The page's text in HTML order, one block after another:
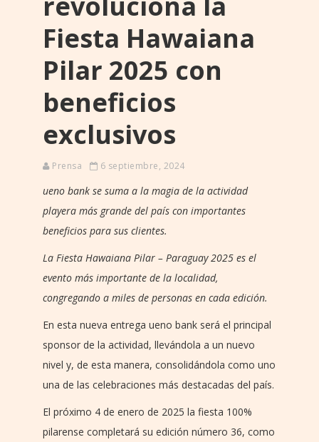
Fiesta Hawaiana
Pilar 2025 con
beneficios
exclusivos
Prensa 6 septiembre, 2024
ueno bank se suma a la magia de la actividad
playera más grande del país con importantes
beneficios para sus clientes.
La Fiesta Hawaiana Pilar – Paraguay 2025 es el
evento más importante de la localidad,
congregando a miles de personas en cada edición.
En esta nueva entrega ueno bank será el principal
sponsor de la actividad, llevándola a un nuevo
nivel y, de esta manera, consolidándola como uno
una de las celebraciones más destacadas del país.
El próximo 4 de enero de 2025 la fiesta 100%
pilarense completará su edición número 36, como